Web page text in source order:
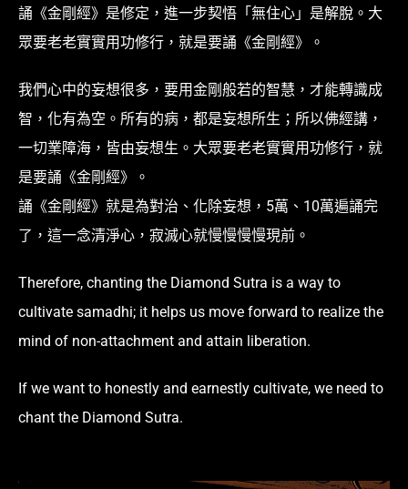
誦《金剛經》是修定，進一步契悟「無住心」是解脫。大
眾要老老實實用功修行，就是要誦《金剛經》。
我們心中的妄想很多，要用金剛般若的智慧，才能轉識成
智，化有為空。所有的病，都是妄想所生；所以佛經講，
一切業障海，皆由妄想生。大眾要老老實實用功修行，就
是要誦《金剛經》。
誦《金剛經》就是為對治、化除妄想，5萬、10萬遍誦完
了，這一念清淨心，寂滅心就慢慢慢慢現前。
Therefore, chanting the Diamond Sutra is a way to
cultivate samadhi; it helps us move forward to realize the
mind of non-attachment and attain liberation.
If we want to honestly and earnestly cultivate, we need to
chant the Diamond Sutra.